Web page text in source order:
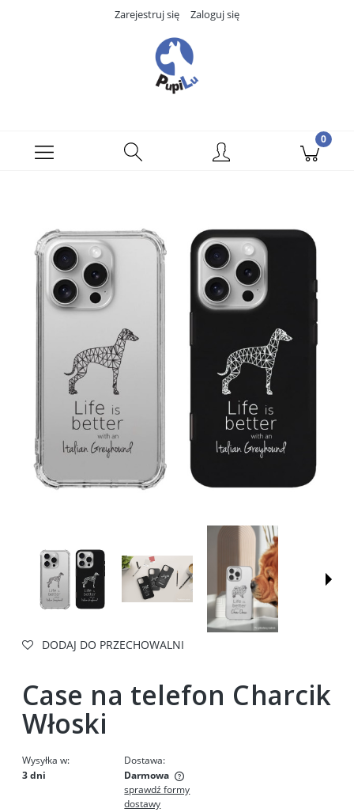
Zarejestruj się Zaloguj się
DODAJ DO PRZECHOWALNI
Case na telefon Charcik
Włoski
Wysyłka w:
3 dni
Dostawa:
Darmowa
Cena nie zawiera ewentualnych kosztów płatności
sprawdź formy
dostawy